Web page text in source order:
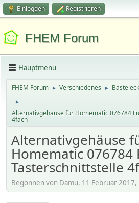
Einloggen Registrieren
FHEM Forum
Hauptmenü
FHEM Forum ► Verschiedenes ►
►
Alternativgehäuse für Homematic 076784
4fach
Alternativgehäuse
Homematic 076784
Tasterschnittstelle
Begonnen von Damu, 11 Februar